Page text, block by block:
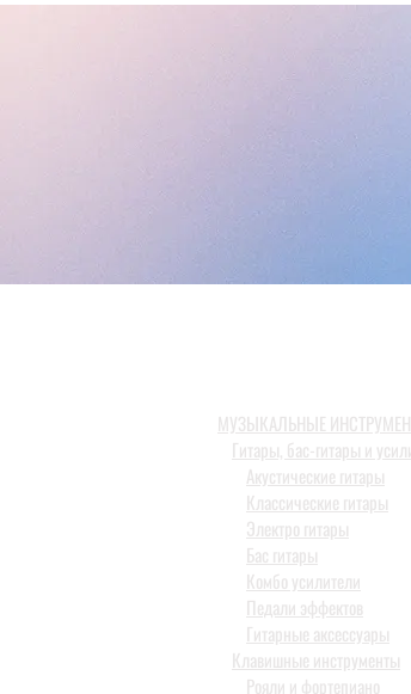
МУЗЫКАЛЬНЫЕ
Гитары, бас-гитары и
Акустические гитары
Классические гитары
Электро гитары
Бас гитары
Комбо усилители
Педали эффектов
Гитарные аксессуары
Клавишные инструменты
Рояли и фортепиано